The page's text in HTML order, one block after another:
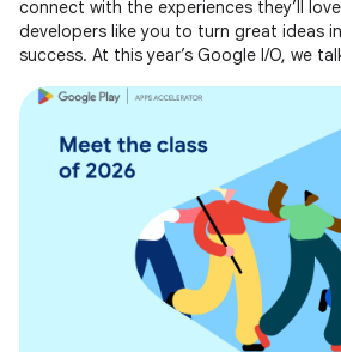
connect with the experiences they’ll
developers like you to turn great ideas
success. At this year’s Google I/O, we